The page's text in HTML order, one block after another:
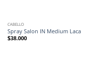
CABELLO
Spray Salon IN Medium Laca
$38.000